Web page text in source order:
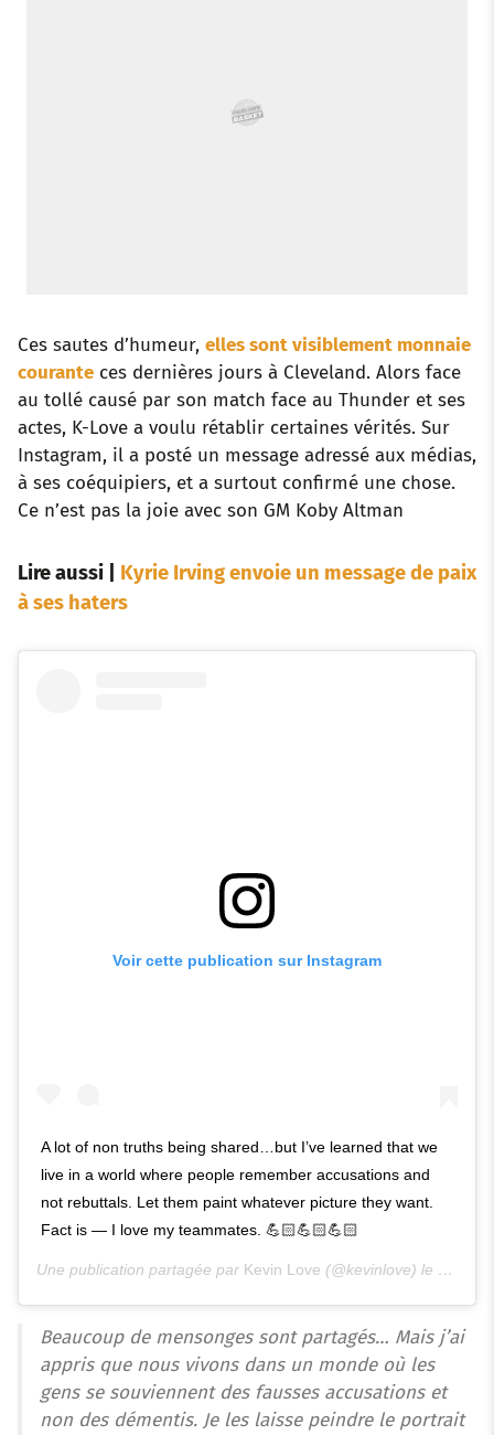
Ces sautes d’humeur, elles sont visiblement monnaie
courante ces dernières jours à Cleveland. Alors face
au tollé causé par son match face au Thunder et ses
actes, K-Love a voulu rétablir certaines vérités. Sur
Instagram, il a posté un message adressé aux médias,
à ses coéquipiers, et a surtout confirmé une chose.
Ce n’est pas la joie avec son GM Koby Altman
Lire aussi
Kyrie Irving envoie un message de paix
à ses haters
Voir cette publication sur Instagram
A lot of non truths being shared…but I’ve learned that we
live in a world where people remember accusations and
not rebuttals. Let them paint whatever picture they want.
Fact is — I love my teammates. 💪🏻💪🏻💪🏻
Une publication partagée par Kevin Love (@kevinlove) le 4 Janv.
Beaucoup de mensonges sont partagés… Mais j’ai
appris que nous vivons dans un monde où les
gens se souviennent des fausses accusations et
non des démentis. Je les laisse peindre le portrait